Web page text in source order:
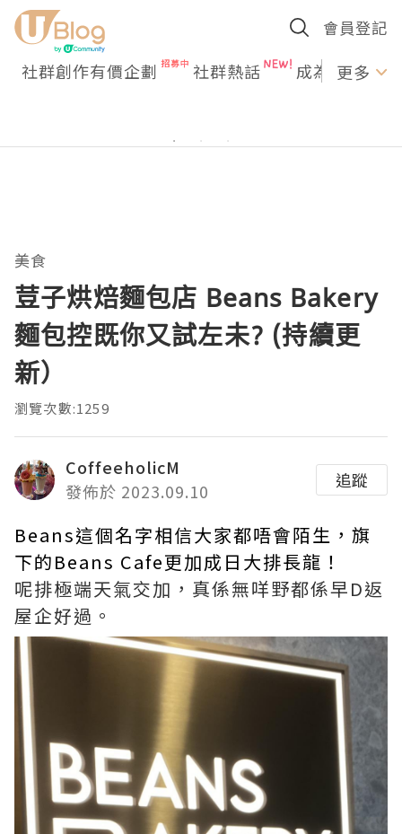
會員登記
社群創作有價企劃 社群熱話 成為U更多
美食
荳子烘焙麵包店 Beans Bakery
麵包控既你又試左未? (持續更
新）
瀏覽次數:1259
CoffeeholicM
發佈於 2023.09.10
追蹤
Beans這個名字相信大家都唔會陌生，旗
下的Beans Cafe更加成日大排長龍！
呢排極端天氣交加，真係無咩野都係早D返
屋企好過。